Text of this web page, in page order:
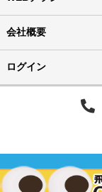
会社概要
ログイン